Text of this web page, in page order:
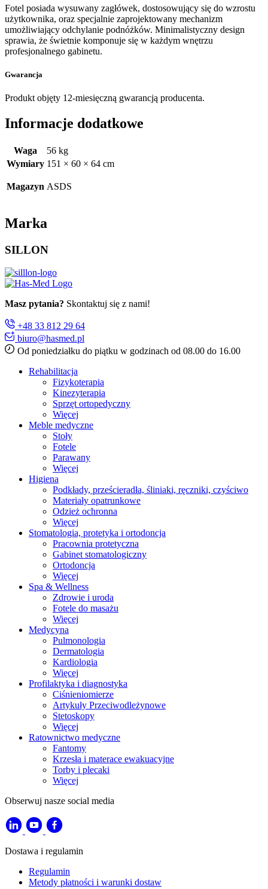
Fotel posiada wysuwany zagłówek, dostosowujący się do wzrostu
użytkownika, oraz specjalnie zaprojektowany mechanizm
umożliwiający odchylanie podnóżków. Minimalistyczny design
sprawia, że świetnie komponuje się w każdym wnętrzu
profesjonalnego gabinetu.
Gwarancja
Produkt objęty 12-miesięczną gwarancją producenta.
Informacje dodatkowe
Waga
56 kg
Wymiary 151 × 60 × 64 cm
Magazyn ASDS
Marka
SILLON
Masz pytania? Skontaktuj się z nami!
+48 33 812 29 64
biuro@hasmed.pl
Od poniedziałku do piątku w godzinach od 08.00 do 16.00
Rehabilitacja
Fizykoterapia
Kinezyterapia
Sprzęt ortopedyczny
Więcej
Meble medyczne
Stoły
Fotele
Parawany
Więcej
Higiena
Podkłady, prześcieradła, śliniaki, ręczniki, czyściwo
Materiały opatrunkowe
Odzież ochronna
Więcej
Stomatologia, protetyka i ortodoncja
Pracownia protetyczna
Gabinet stomatologiczny
Ortodoncja
Więcej
Spa & Wellness
Zdrowie i uroda
Fotele do masażu
Więcej
Medycyna
Pulmonologia
Dermatologia
Kardiologia
Więcej
Profilaktyka i diagnostyka
Ciśnieniomierze
Artykuły Przeciwodleżynowe
Stetoskopy
Więcej
Ratownictwo medyczne
Fantomy
Krzesła i materace ewakuacyjne
Torby i plecaki
Więcej
Obserwuj nasze social media
Dostawa i regulamin
Regulamin
Metody płatności i warunki dostaw